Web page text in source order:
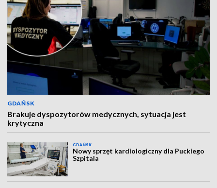
GDAŃSK
Brakuje dyspozytorów medycznych, sytuacja jest
krytyczna
GDAŃSK
Nowy sprzęt kardiologiczny dla Puckiego
Szpitala